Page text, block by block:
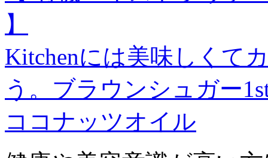
】
Kitchenには美味しくて
う。ブラウンシュガー
ココナッツオイル